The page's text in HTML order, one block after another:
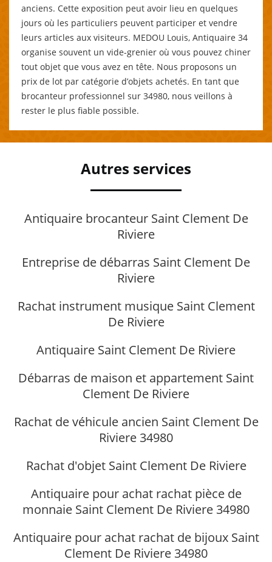
anciens. Cette exposition peut avoir lieu en quelques
jours où les particuliers peuvent participer et vendre
leurs articles aux visiteurs. MEDOU Louis, Antiquaire 34
organise souvent un vide-grenier où vous pouvez chiner
tout objet que vous avez en tête. Nous proposons un
prix de lot par catégorie d’objets achetés. En tant que
brocanteur professionnel sur 34980, nous veillons à
rester le plus fiable possible.
Autres services
Antiquaire brocanteur Saint Clement De
Riviere
Entreprise de débarras Saint Clement De
Riviere
Rachat instrument musique Saint Clement
De Riviere
Antiquaire Saint Clement De Riviere
Débarras de maison et appartement Saint
Clement De Riviere
Rachat de véhicule ancien Saint Clement De
Riviere 34980
Rachat d'objet Saint Clement De Riviere
Antiquaire pour achat rachat pièce de
monnaie Saint Clement De Riviere 34980
Antiquaire pour achat rachat de bijoux Saint
Clement De Riviere 34980